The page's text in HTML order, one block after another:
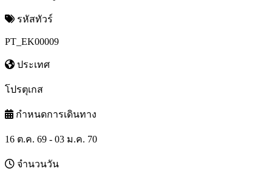
รหัสทัวร์
PT_EK00009
ประเทศ
โปรตุเกส
กำหนดการเดินทาง
16 ต.ค. 69 - 03 ม.ค. 70
จำนวนวัน